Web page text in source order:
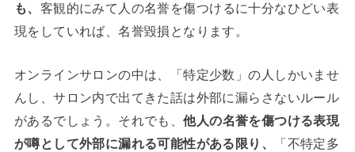
も、 客観的にみて人の名誉を傷つけるに十分なひどい表
現をしていれば、名誉毀損となります。
オンラインサロンの中は、「特定少数」の人しかいませ
んし、サロン内で出てきた話は外部に漏らさないルール
があるでしょう。それでも、他人の名誉を傷つける表現
が噂として外部に漏れる可能性がある限り、
「不特定多